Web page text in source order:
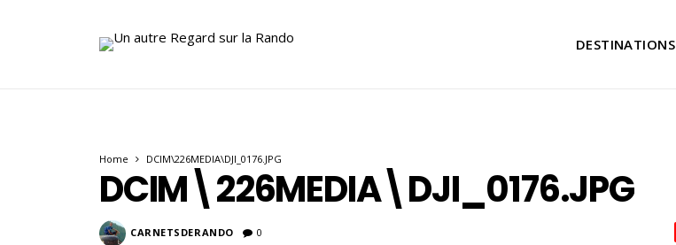
DESTINATIONS
Home DCIM\226MEDIA\DJI_0176.JPG
DCIM\226MEDIA\DJI_0176.JPG
CARNETSDERANDO 0